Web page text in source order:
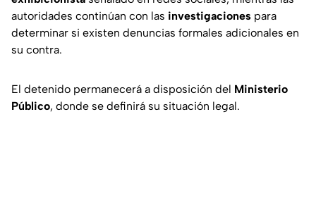
autoridades continúan con las investigaciones para
determinar si existen denuncias formales adicionales en
su contra.
El detenido permanecerá a disposición del Ministerio
Público, donde se definirá su situación legal.